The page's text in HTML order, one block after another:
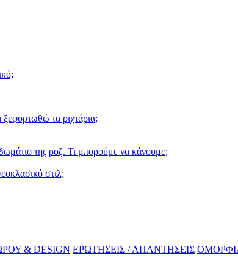
τα ριχτάρια;
της ροζ. Τι μπορούμε να κάνουμε;
στιλ;
& DESIGN ΕΡΩΤΗΣΕΙΣ / ΑΠΑΝΤΗΣΕΙΣ